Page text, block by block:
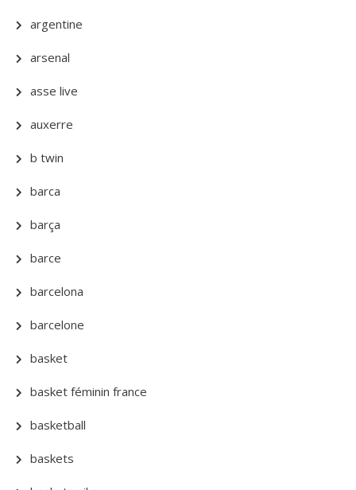
argentine
arsenal
asse live
auxerre
b twin
barca
barça
barce
barcelona
barcelone
basket
basket féminin france
basketball
baskets